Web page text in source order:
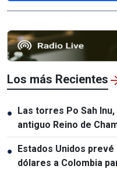
Los más Recientes
● Las torres Po Sah
antiguo Reino de
● Estados Unidos
dólares a Colombia